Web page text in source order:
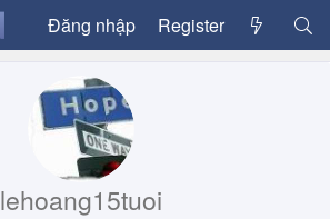
Đăng nhập Register
lehoang15tuoi